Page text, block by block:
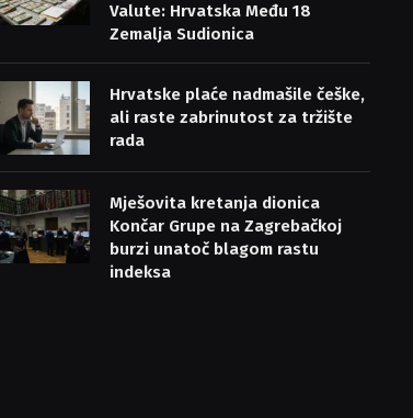
Valute: Hrvatska Među 18
Zemalja Sudionica
Hrvatske plaće nadmašile češke,
ali raste zabrinutost za tržište
rada
Mješovita kretanja dionica
Končar Grupe na Zagrebačkoj
burzi unatoč blagom rastu
indeksa